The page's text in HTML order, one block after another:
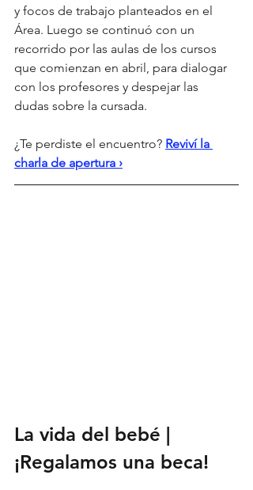
y focos de trabajo planteados en el
Área. Luego se continuó con un
recorrido por las aulas de los cursos
que comienzan en abril, para dialogar
con los profesores y despejar las
dudas sobre la cursada.
¿Te perdiste el encuentro? Reviví la
charla de apertura ›
La vida del bebé |
¡Regalamos una beca!